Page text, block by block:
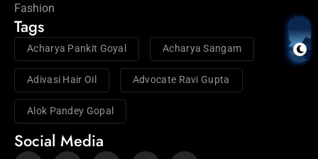
Fashion
Tags
Acharya Pankit Goyal Acharya Sangam
Adivasi Hair Oil Advocate Ravi Gupta
Alok Pandey Gopal
Social Media